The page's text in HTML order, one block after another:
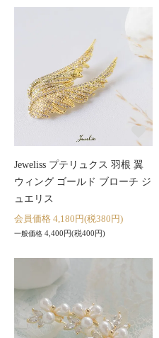
Jeweliss プテリュクス 羽根 翼
ウィング ゴールド ブローチ ジ
ュエリス
会員価格 4,180円(税380円)
一般価格 4,400円(税400円)